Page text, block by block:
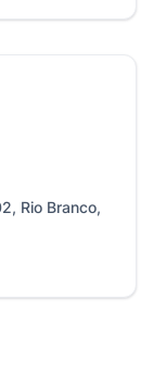
Rio Branco,